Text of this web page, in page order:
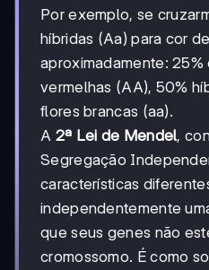
Por exemplo, se
híbridas (Aa) para cor
aproximadamente:
vermelhas (AA), 50%
flores brancas (aa).
A 2ª Lei de Mendel,
Segregação
características
independentemente
que seus genes não
cromossomo. É como